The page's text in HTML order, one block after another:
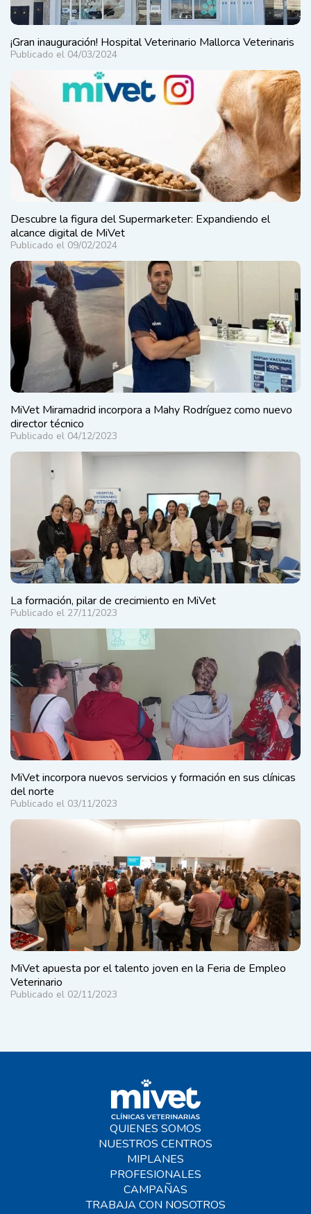
¡Gran inauguración! Hospital Veterinario Mallorca Veterinaris
Publicado el 04/03/2024
Descubre la figura del Supermarketer: Expandiendo el
alcance digital de MiVet
Publicado el 09/02/2024
MiVet Miramadrid incorpora a Mahy Rodríguez como nuevo
director técnico
Publicado el 04/12/2023
La formación, pilar de crecimiento en MiVet
Publicado el 27/11/2023
MiVet incorpora nuevos servicios y formación en sus clínicas
del norte
Publicado el 03/11/2023
MiVet apuesta por el talento joven en la Feria de Empleo
Veterinario
Publicado el 02/11/2023
QUIENES SOMOS
NUESTROS CENTROS
MIPLANES
PROFESIONALES
CAMPAÑAS
TRABAJA CON NOSOTROS